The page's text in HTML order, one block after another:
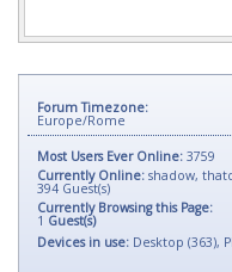
Forum Timezone:
Europe/Rome
Most Users Ever Online: 3759
Currently Online: shadow,
394 Guest(s)
Currently Browsing this Page:
1 Guest(s)
Devices in use: Desktop (363),